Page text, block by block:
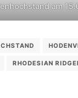
am
RHODESIAN